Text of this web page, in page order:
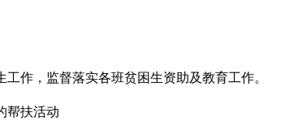
作，监督落实各班贫困生资助及教育工作。
帮扶活动